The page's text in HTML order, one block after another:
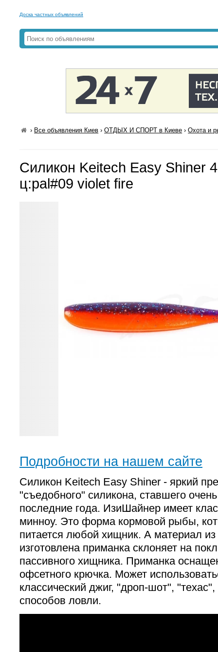
Доска частных объявлений
› Все объявления Киев ›ОТДЫХ И СПОРТ в Киеве ›Охота и
Силикон Keitech Easy Shiner
ц:pal#09 violet fire
Подробности на нашем сайте
Силикон Keitech Easy Shiner - яркий
"съедобного" силикона, ставшего
последние года. ИзиШайнер имеет
минноу. Это форма кормовой рыбы,
питается любой хищник. А материал из
изготовлена приманка склоняет на
пассивного хищника. Приманка
офсетного крючка. Может
классический джиг, "дроп-шот",
способов ловли.